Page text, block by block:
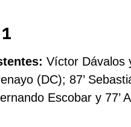
Víctor Dávalos
(DC); 87’
Escobar y 77’